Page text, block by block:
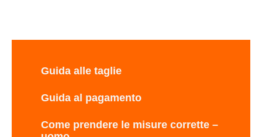
Guida alle taglie
Guida al pagamento
Come prendere le misure corrette –